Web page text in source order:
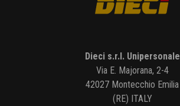
Dieci s.r.l. Unipersonale
Via E. Majorana, 2-4
42027 Montecchio Emilia
(RE) ITALY